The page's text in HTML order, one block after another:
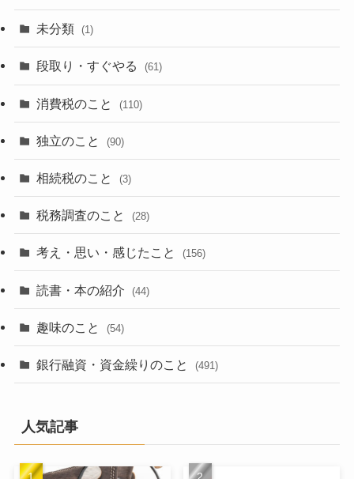
未分類 (1)
段取り・すぐやる (61)
消費税のこと (110)
独立のこと (90)
相続税のこと (3)
税務調査のこと (28)
考え・思い・感じたこと (156)
読書・本の紹介 (44)
趣味のこと (54)
銀行融資・資金繰りのこと (491)
人気記事